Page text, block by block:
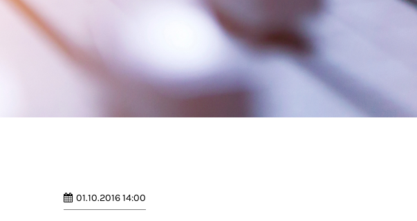
01.10.2016 14:00